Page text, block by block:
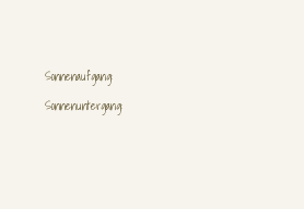
Sonnenaufgang:
Sonnenuntergang: